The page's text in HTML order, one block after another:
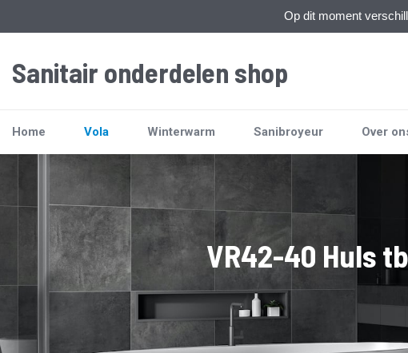
Op dit moment
Sanitair onderdelen shop
Home Vola Winterwarm Sanibroyeur Over
VR42-40 Huls